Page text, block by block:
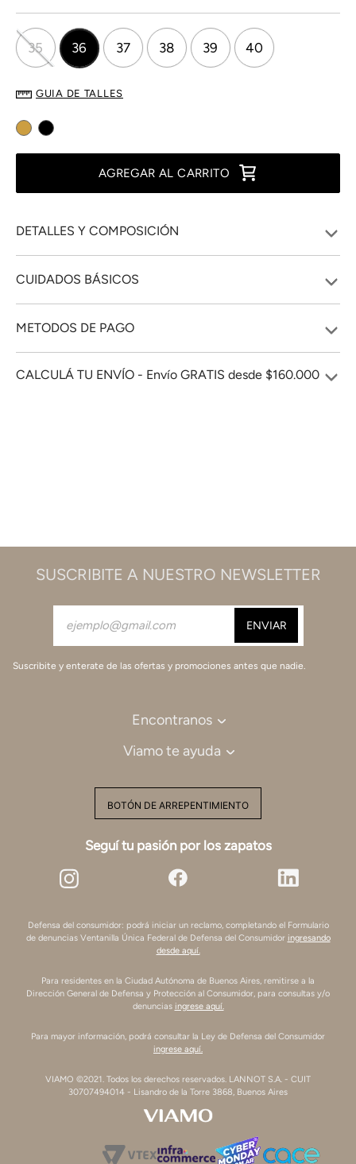
35 36 37 38 39 40
GUIA DE TALLES
AGREGAR AL CARRITO
DETALLES Y COMPOSICIÓN
CUIDADOS BÁSICOS
METODOS DE PAGO
CALCULÁ TU ENVÍO - Envío GRATIS desde $160.000
SUSCRIBITE A NUESTRO NEWSLETTER
Suscribite y enterate de las ofertas y promociones antes que nadie.
Encontranos
Viamo te ayuda
BOTÓN DE ARREPENTIMIENTO
Seguí tu pasión por los zapatos
Defensa del consumidor: podrá iniciar un reclamo, completando el Formulario
de denuncias Ventanilla Única Federal de Defensa del Consumidor ingresando
desde aquí.
Para residentes en la Ciudad Autónoma de Buenos Aires, remitirse a la
Dirección General de Defensa y Protección al Consumidor, para consultas y/o
denuncias ingrese aquí.
Para mayor información, podrá consultar la Ley de Defensa del Consumidor
ingrese aquí.
VIAMO ©2021. Todos los derechos reservados. LANNOT S.A. - CUIT
30707494014 - Lisandro de la Torre 3868, Buenos Aires